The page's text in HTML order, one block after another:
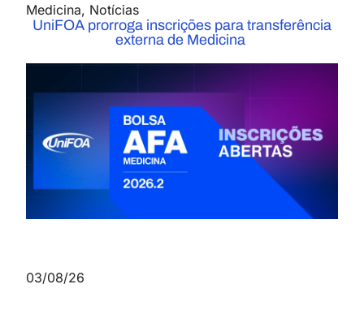
Medicina, Notícias
UniFOA prorroga inscrições para transferência
externa de Medicina
03/08/26